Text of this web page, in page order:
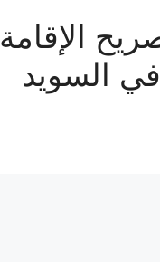
الإقامة
في السويد